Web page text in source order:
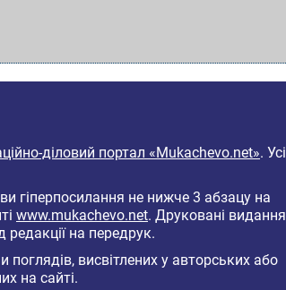
діловий портал «Mukachevo.net». Усі
гіперпосилання не нижче 3 абзацу на
www.mukachevo.net. Друковані видання
редакції на передрук.
висвітлених у авторських або
на сайті.